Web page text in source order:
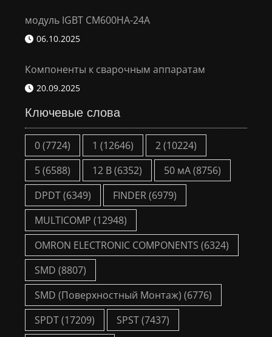
модуль IGBT CM600HA-24A
06.10.2025
Компоненты к сварочным аппаратам
20.09.2025
Ключевые слова
0(7724) 1 (12646) 2(10224)
5(6588) 12 В(6352) 50 мА(8756)
DPDT(6349) FINDER(6979)
MULTICOMP (12948)
OMRON ELECTRONIC COMPONENTS (6324)
SMD (8807)
SMD (Поверхностный Монтаж) (6776)
SPDT(17209) SPST(7437)